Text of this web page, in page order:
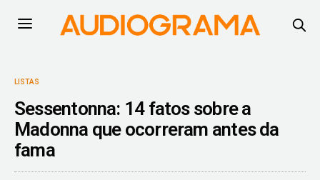
LISTAS
Sessentonna: 14 fatos sobre a
Madonna que ocorreram antes da
fama